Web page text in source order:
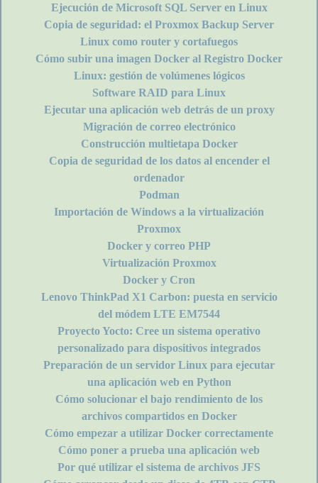
Ejecución de Microsoft SQL Server en Linux
Copia de seguridad: el Proxmox Backup Server
Linux como router y cortafuegos
Cómo subir una imagen Docker al Registro Docker
Linux: gestión de volúmenes lógicos
Software RAID para Linux
Ejecutar una aplicación web detrás de un proxy
Migración de correo electrónico
Construcción multietapa Docker
Copia de seguridad de los datos al encender el
ordenador
Podman
Importación de Windows a la virtualización
Proxmox
Docker y correo PHP
Virtualización Proxmox
Docker y Cron
Lenovo ThinkPad X1 Carbon: puesta en servicio
del módem LTE EM7544
Proyecto Yocto: Cree un sistema operativo
personalizado para dispositivos integrados
Preparación de un servidor Linux para ejecutar
una aplicación web en Python
Cómo solucionar el bajo rendimiento de los
archivos compartidos en Docker
Cómo empezar a utilizar Docker correctamente
Cómo poner a prueba una aplicación web
Por qué utilizar el sistema de archivos JFS